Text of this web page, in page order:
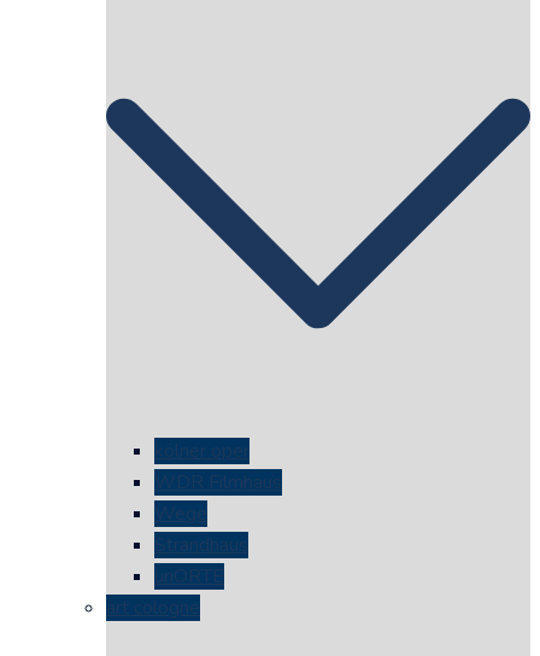
kölner oper
WDR Filmhaus
Wege
Strandhaus
unORTE
art cologne